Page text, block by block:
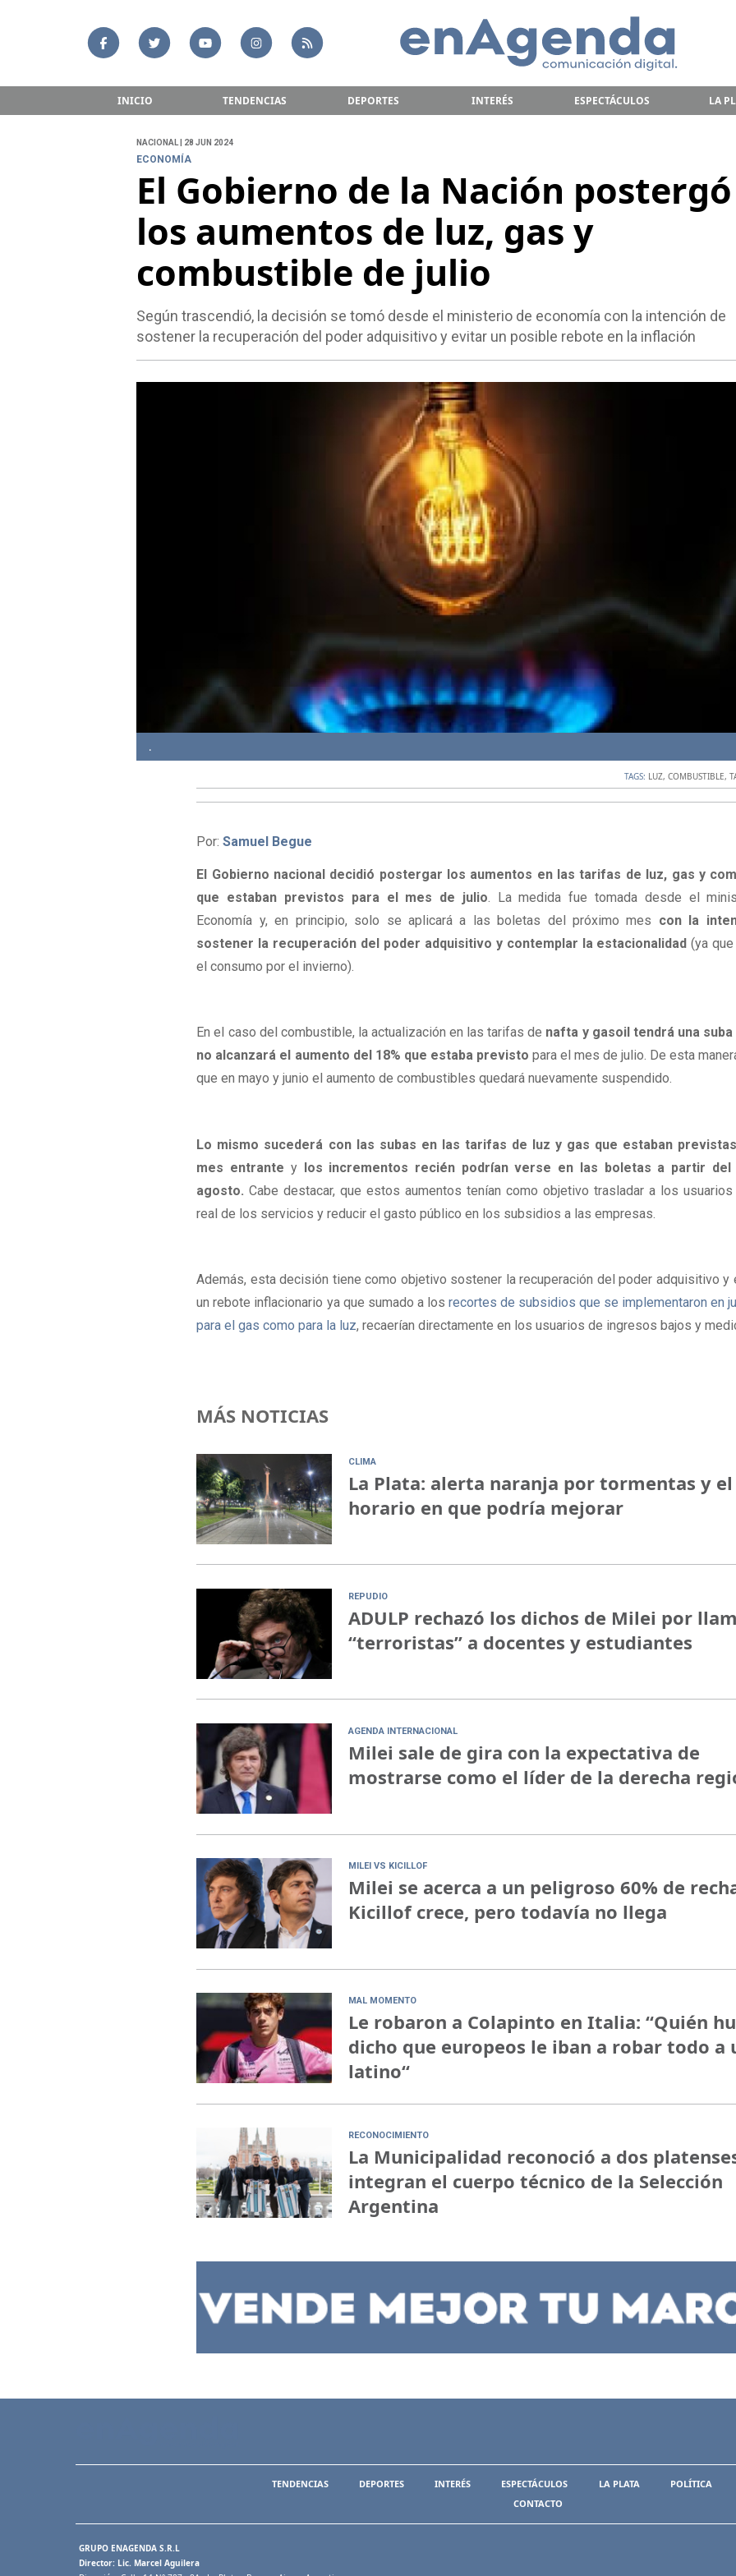
INICIO TENDENCIAS DEPORTES INTERÉS ESPECTÁCULOS LA
NACIONAL | 28 JUN 2024
ECONOMÍA
El Gobierno de la Nación postergó
los aumentos de luz, gas y
combustible de julio
Según trascendió, la decisión se tomó desde el ministerio de economía con la intención de
sostener la recuperación del poder adquisitivo y evitar un posible rebote en la inflación
.
TAGS: LUZ,COMBUSTIBLE,
Por:Samuel Begue
El Gobierno nacional decidió postergar los aumentos en las tarifas de luz, gas y
que estaban previstos para el mes de julio. La medida fue tomada desde el
Economía y, en principio, solo se aplicará a las boletas del próximo mes con la
sostener la recuperación del poder adquisitivo y contemplar la estacionalidad (ya
el consumo por el invierno).
En el caso del combustible, la actualización en las tarifas de nafta y gasoil tendrá una suba
no alcanzará el aumento del 18% que estaba previsto para el mes de julio. De esta
que en mayo y junio el aumento de combustibles quedará nuevamente suspendido.
Lo mismo sucederá con las subas en las tarifas de luz y gas que estaban
mes entrante y los incrementos recién podrían verse en las boletas a partir del
agosto. Cabe destacar, que estos aumentos tenían como objetivo trasladar a los
real de los servicios y reducir el gasto público en los subsidios a las empresas.
Además, esta decisión tiene como objetivo sostener la recuperación del poder adquisitivo y
un rebote inflacionario ya que sumado a los recortes de subsidios que se implementaron en
para el gas como para la luz, recaerían directamente en los usuarios de ingresos bajos y
MÁS NOTICIAS
CLIMA
La Plata: alerta naranja por tormentas y el
horario en que podría mejorar
REPUDIO
ADULP rechazó los dichos de Milei por
“terroristas” a docentes y estudiantes
AGENDA INTERNACIONAL
Milei sale de gira con la expectativa de
mostrarse como el líder de la derecha
MILEI VS KICILLOF
Milei se acerca a un peligroso 60% de
Kicillof crece, pero todavía no llega
MAL MOMENTO
Le robaron a Colapinto en Italia: “Quién
dicho que europeos le iban a robar todo a
latino“
RECONOCIMIENTO
La Municipalidad reconoció a dos
integran el cuerpo técnico de la Selección
Argentina
TENDENCIAS DEPORTES INTERÉS ESPECTÁCULOS LA PLATA POLÍTICA
CONTACTO
GRUPO ENAGENDA S.R.L
Director: Lic. Marcel Aguilera